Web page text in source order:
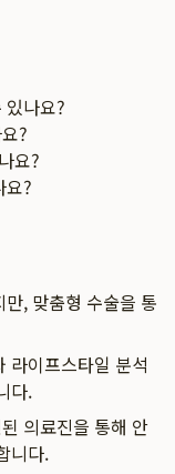
나요?
?
요?
요?
, 맞춤형 수술을 통
라이프스타일 분석
다.
의료진을 통해 안
니다.